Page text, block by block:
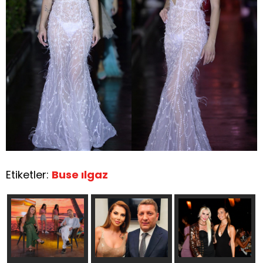
Etiketler: Buse ılgaz